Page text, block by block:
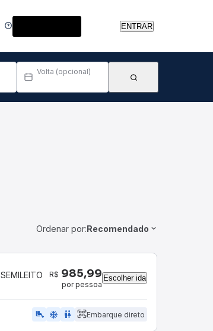
ENTRAR
Volta (opcional)
Ordenar por:Recomendado
SEMILEITO R$ 985,99
por pessoa
Escolher ida
airline_seat_legroom_extra ac_unit WC Embarque direto